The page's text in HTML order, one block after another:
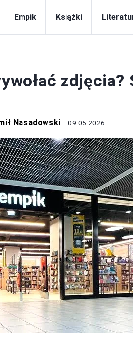
Empik Książki
zdjęcia?
Nasadowski 09.05.2026